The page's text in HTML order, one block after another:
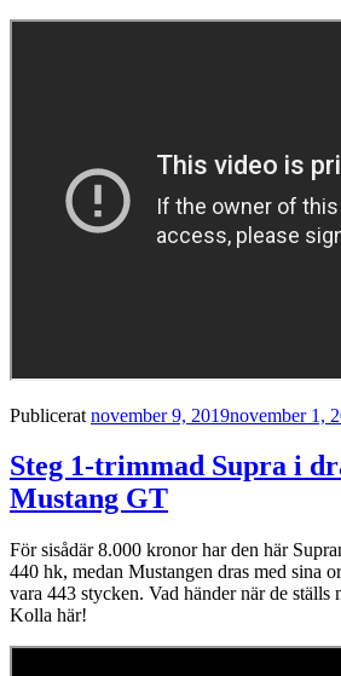
Publicerat november 9, 2019november 1,
Steg 1-trimmad Supra i
Mustang GT
För sisådär 8.000 kronor har den här
440 hk, medan Mustangen dras med sina
vara 443 stycken. Vad händer när de ställs
Kolla här!